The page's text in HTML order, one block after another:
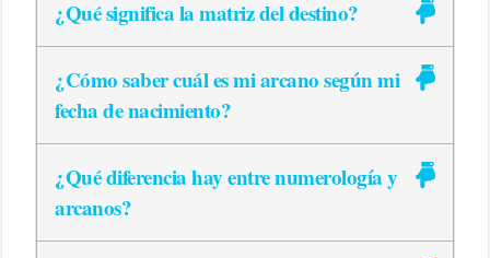
¿Qué significa la matriz del destino?
¿Cómo saber cuál es mi arcano según mi
fecha de nacimiento?
¿Qué diferencia hay entre numerología y
arcanos?